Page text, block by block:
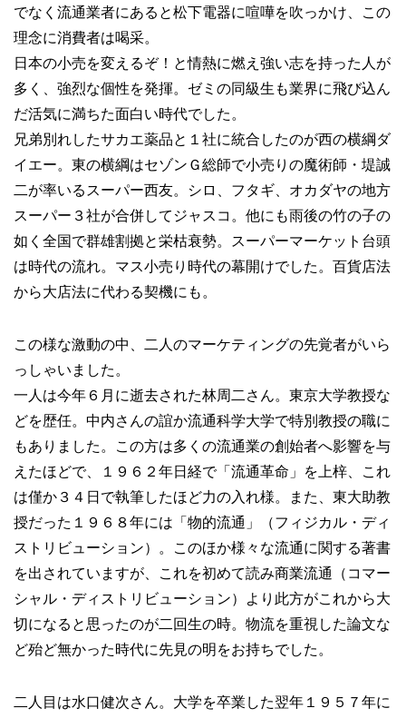
でなく流通業者にあると松下電器に喧嘩を吹っかけ、この
理念に消費者は喝采。
日本の小売を変えるぞ！と情熱に燃え強い志を持った人が
多く、強烈な個性を発揮。ゼミの同級生も業界に飛び込ん
だ活気に満ちた面白い時代でした。
兄弟別れしたサカエ薬品と１社に統合したのが西の横綱ダ
イエー。東の横綱はセゾンＧ総師で小売りの魔術師・堤誠
二が率いるスーパー西友。シロ、フタギ、オカダヤの地方
スーパー３社が合併してジャスコ。他にも雨後の竹の子の
如く全国で群雄割拠と栄枯衰勢。スーパーマーケット台頭
は時代の流れ。マス小売り時代の幕開けでした。百貨店法
から大店法に代わる契機にも。
この様な激動の中、二人のマーケティングの先覚者がいら
っしゃいました。
一人は今年６月に逝去された林周二さん。東京大学教授な
どを歴任。中内さんの誼か流通科学大学で特別教授の職に
もありました。この方は多くの流通業の創始者へ影響を与
えたほどで、１９６２年日経で「流通革命」を上梓、これ
は僅か３４日で執筆したほど力の入れ様。また、東大助教
授だった１９６８年には「物的流通」（フィジカル・ディ
ストリビューション）。このほか様々な流通に関する著書
を出されていますが、これを初めて読み商業流通（コマー
シャル・ディストリビューション）より此方がこれから大
切になると思ったのが二回生の時。物流を重視した論文な
ど殆ど無かった時代に先見の明をお持ちでした。
二人目は水口健次さん。大学を卒業した翌年１９５７年に